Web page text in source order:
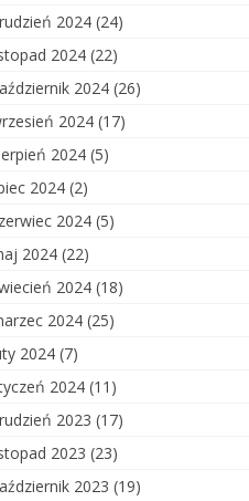
2024 (24)
2024 (22)
2024 (26)
2024 (17)
2024 (5)
2024 (2)
2024 (5)
2024 (22)
2024 (18)
2024 (25)
2024 (7)
2024 (11)
2023 (17)
2023 (23)
2023 (19)